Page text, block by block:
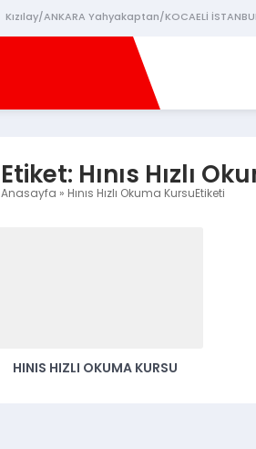
Kızılay/ANKARA Yahyakaptan/KOCAELİ
Etiket: Hınıs Hızlı
Anasayfa » Hınıs Hızlı Okuma KursuEtiketi
HINIS HIZLI OKUMA KURSU